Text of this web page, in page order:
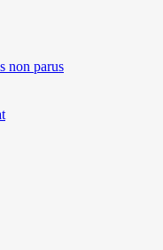
non parus